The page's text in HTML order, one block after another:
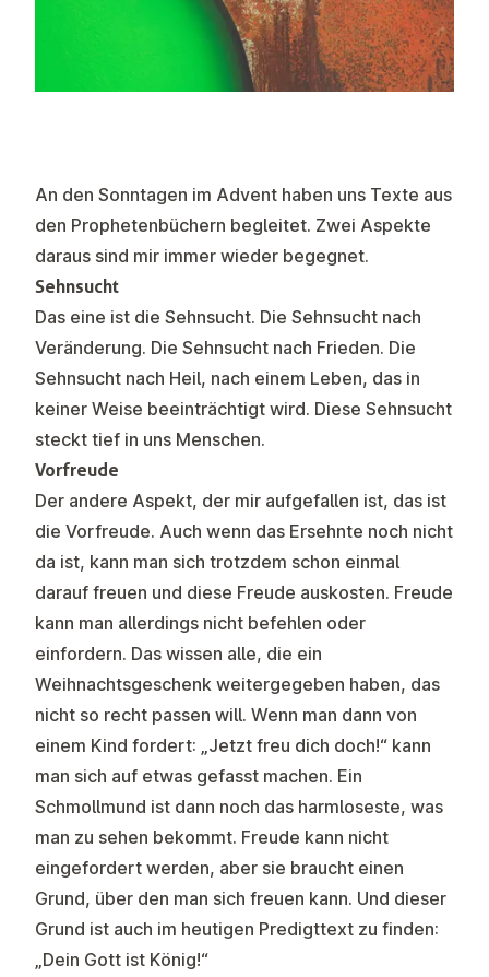
An den Sonntagen im Advent haben uns Texte aus
den Prophetenbüchern begleitet. Zwei Aspekte
daraus sind mir immer wieder begegnet.
Sehnsucht
Das eine ist die Sehnsucht. Die Sehnsucht nach
Veränderung. Die Sehnsucht nach Frieden. Die
Sehnsucht nach Heil, nach einem Leben, das in
keiner Weise beeinträchtigt wird. Diese Sehnsucht
steckt tief in uns Menschen.
Vorfreude
Der andere Aspekt, der mir aufgefallen ist, das ist
die Vorfreude. Auch wenn das Ersehnte noch nicht
da ist, kann man sich trotzdem schon einmal
darauf freuen und diese Freude auskosten. Freude
kann man allerdings nicht befehlen oder
einfordern. Das wissen alle, die ein
Weihnachtsgeschenk weitergegeben haben, das
nicht so recht passen will. Wenn man dann von
einem Kind fordert: „Jetzt freu dich doch!“ kann
man sich auf etwas gefasst machen. Ein
Schmollmund ist dann noch das harmloseste, was
man zu sehen bekommt. Freude kann nicht
eingefordert werden, aber sie braucht einen
Grund, über den man sich freuen kann. Und dieser
Grund ist auch im heutigen Predigttext zu finden:
„Dein Gott ist König!“